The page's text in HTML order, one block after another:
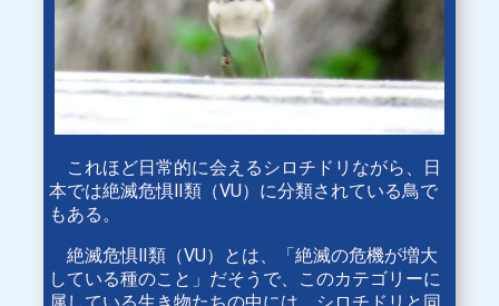
これほど日常的に会えるシロチドリながら、日
本では絶滅危惧Ⅱ類（VU）に分類されている鳥で
もある。
絶滅危惧Ⅱ類（VU）とは、「絶滅の危機が増大
している種のこと」だそうで、このカテゴリーに